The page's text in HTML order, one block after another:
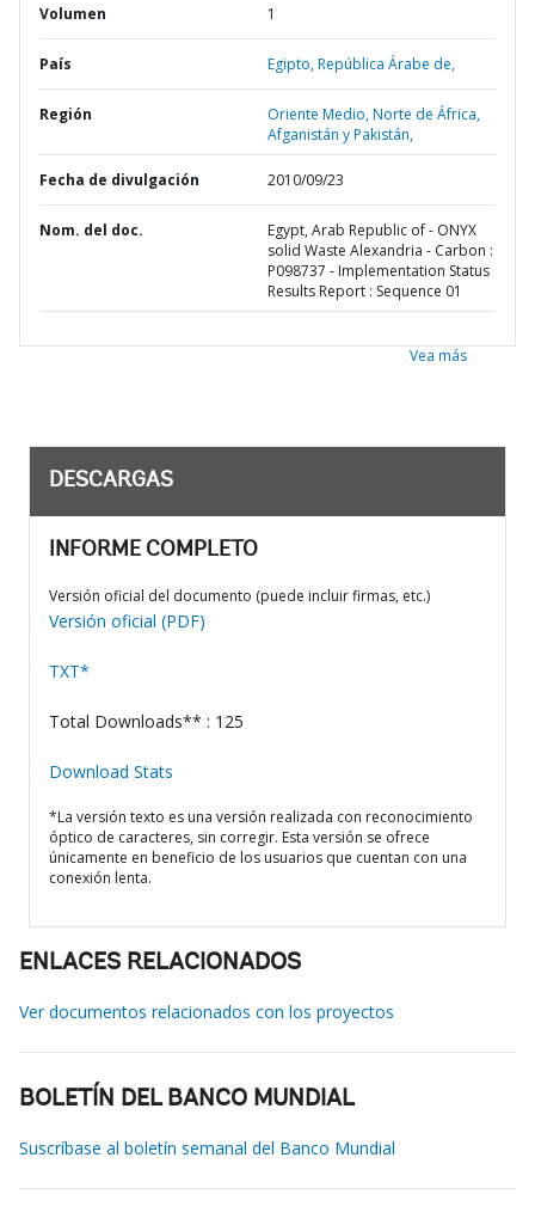
Volumen 1
País Egipto,República Árabe de,
Región
Oriente Medio, Norte de África,
Afganistán y Pakistán,
Fecha de divulgación 2010/09/23
Nom. del doc.
Egypt, Arab Republic of - ONYX
solid Waste Alexandria - Carbon :
P098737 - Implementation Status
Results Report : Sequence 01
Vea más
DESCARGAS
INFORME COMPLETO
Versión oficial del documento (puede incluir firmas, etc.)
Versión oficial (PDF)
TXT*
Total Downloads** : 125
Download Stats
*La versión texto es una versión realizada con reconocimiento
óptico de caracteres, sin corregir. Esta versión se ofrece
únicamente en beneficio de los usuarios que cuentan con una
conexión lenta.
ENLACES RELACIONADOS
Ver documentos relacionados con los proyectos
BOLETÍN DEL BANCO MUNDIAL
Suscríbase al boletín semanal del Banco Mundial